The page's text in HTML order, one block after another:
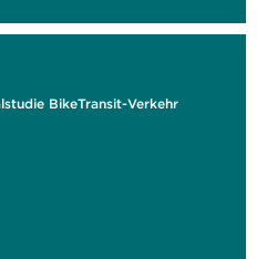
BikeTransit-Verkehr